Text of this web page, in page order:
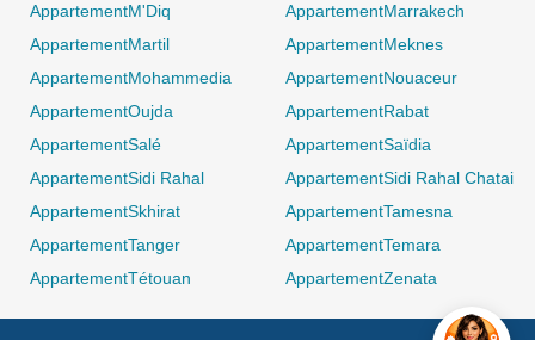
AppartementM'Diq
AppartementMarrakech
AppartementMartil
AppartementMeknes
AppartementMohammedia
AppartementNouaceur
AppartementOujda
AppartementRabat
AppartementSalé
AppartementSaïdia
AppartementSidi Rahal
AppartementSidi Rahal Chatai
AppartementSkhirat
AppartementTamesna
AppartementTanger
AppartementTemara
AppartementTétouan
AppartementZenata